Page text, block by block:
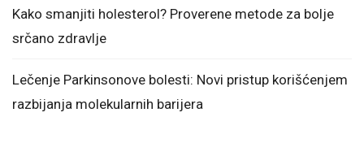
Kako smanjiti holesterol? Proverene metode za bolje
srčano zdravlje
Lečenje Parkinsonove bolesti: Novi pristup korišćenjem
razbijanja molekularnih barijera